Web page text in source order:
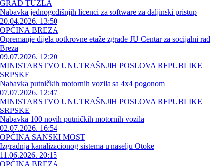
GRAD TUZLA
Nabavka jednogodišnjih licenci za software za daljinski pristup
20.04.2026. 13:50
OPĆINA BREZA
Opremanje dijela potkrovne etaže zgrade JU Centar za socijalni rad
Breza
09.07.2026. 12:20
MINISTARSTVO UNUTRAŠNJIH POSLOVA REPUBLIKE
SRPSKE
Nabavka putničkih motornih vozila sa 4x4 pogonom
07.07.2026. 12:47
MINISTARSTVO UNUTRAŠNJIH POSLOVA REPUBLIKE
SRPSKE
Nabavka 100 novih putničkih motornih vozila
02.07.2026. 16:54
OPĆINA SANSKI MOST
Izgradnja kanalizacionog sistema u naselju Otoke
11.06.2026. 20:15
OPĆINA BREZA